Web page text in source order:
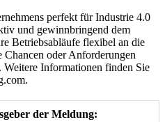
perfekt für Industrie 4.0
und gewinnbringend dem
Betriebsabläufe flexibel an die
Chancen oder Anforderungen
Weitere Informationen finden Sie
der Meldung: